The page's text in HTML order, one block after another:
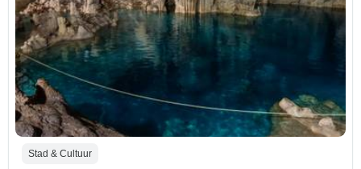
Stad & Cultuur